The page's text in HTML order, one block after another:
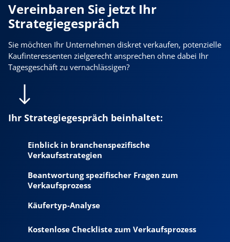
Vereinbaren Sie jetzt Ihr
Strategiegespräch
Sie möchten Ihr Unternehmen diskret verkaufen, potenzielle
Kaufinteressenten zielgerecht ansprechen ohne dabei Ihr
Tagesgeschäft zu vernachlässigen?
Ihr Strategiegespräch beinhaltet:
Einblick in branchenspezifische
Verkaufsstrategien
Beantwortung spezifischer Fragen zum
Verkaufsprozess
Käufertyp-Analyse
Kostenlose Checkliste zum Verkaufsprozess